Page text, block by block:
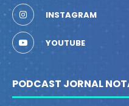
INSTAGRAM
YOUTUBE
PODCAST JORNAL